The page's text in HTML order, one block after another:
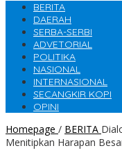
BERITA
DAERAH
SERBA-SERBI
ADVETORIAL
POLITIKA
NASIONAL
INTERNASIONAL
SECANGKIR KOPI
OPINI
Homepage / BERITA
Menitipkan Harapan